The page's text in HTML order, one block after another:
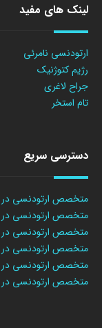
لینک های مفید
ارتودنسی نامرئی
رژیم کتوژنیک
جراح لاغری
تام استخر
دسترسی سریع
متخصص ارتودنسی در
متخصص ارتودنسی در
متخصص ارتودنسی در
متخصص ارتودنسی
متخصص ارتودنسی
متخصص ارتودنسی